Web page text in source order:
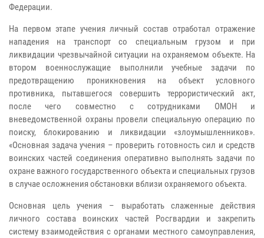
Федерации.
На первом этапе учения личный состав отработал отражение
нападения на транспорт со специальным грузом и при
ликвидации чрезвычайной ситуации на охраняемом объекте. На
втором военнослужащие выполнили учебные задачи по
предотвращению проникновения на объект условного
противника, пытавшегося совершить террористический акт,
после чего совместно с сотрудниками ОМОН и
вневедомственной охраны провели специальную операцию по
поиску, блокированию и ликвидации «злоумышленников».
«Основная задача учения – проверить готовность сил и средств
воинских частей соединения оперативно выполнять задачи по
охране важного государственного объекта и специальных грузов
в случае осложнения обстановки вблизи охраняемого объекта.
Основная цель учения – выработать слаженные действия
личного состава воинских частей Росгвардии и закрепить
систему взаимодействия с органами местного самоуправления,